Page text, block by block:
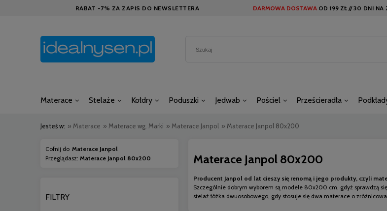
RABAT -7% ZA ZAPIS DO NEWSLETTERA DARMOWA DOSTAWA OD 199 ZŁ //30 DNI NA
Materace Stelaże Kołdry Poduszki Jedwab Pościel Prześcieradła
Jesteś w: » Materace » Materace wg. Marki » Materace Janpol » Materace Janpol 80x200
Cofnij do Materace Janpol
Przeglądasz: Materace Janpol 80x200
FILTRY
Materace Janpol 80x200
Producent Janpol od lat cieszy się renomą i jego produkty, czyli
Szczególnie dobrym wyborem są modele 80x200 cm, gdyż sprawdzą
stelaż łóżka dwuosobowego, gdy stosuje się dwa materace o